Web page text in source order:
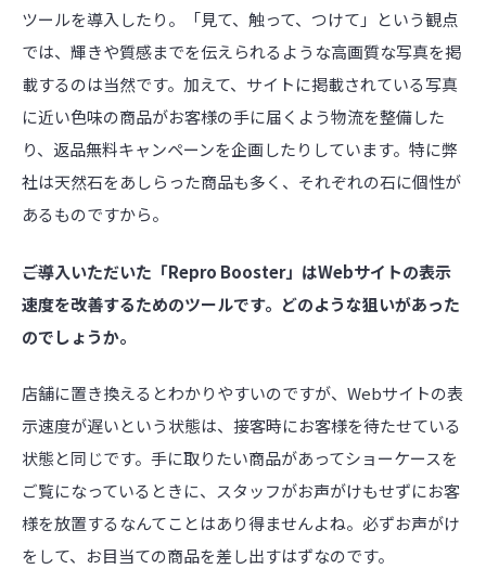
ツールを導入したり。「見て、触って、つけて」という観点
では、輝きや質感までを伝えられるような高画質な写真を掲
載するのは当然です。加えて、サイトに掲載されている写真
に近い色味の商品がお客様の手に届くよう物流を整備した
り、返品無料キャンペーンを企画したりしています。特に弊
社は天然石をあしらった商品も多く、それぞれの石に個性が
あるものですから。
――ご導入いただいた「Repro Booster」はWebサイトの表示
速度を改善するためのツールです。どのような狙いがあった
のでしょうか。
店舗に置き換えるとわかりやすいのですが、Webサイトの表
示速度が遅いという状態は、接客時にお客様を待たせている
状態と同じです。手に取りたい商品があってショーケースを
ご覧になっているときに、スタッフがお声がけもせずにお客
様を放置するなんてことはあり得ませんよね。必ずお声がけ
をして、お目当ての商品を差し出すはずなのです。